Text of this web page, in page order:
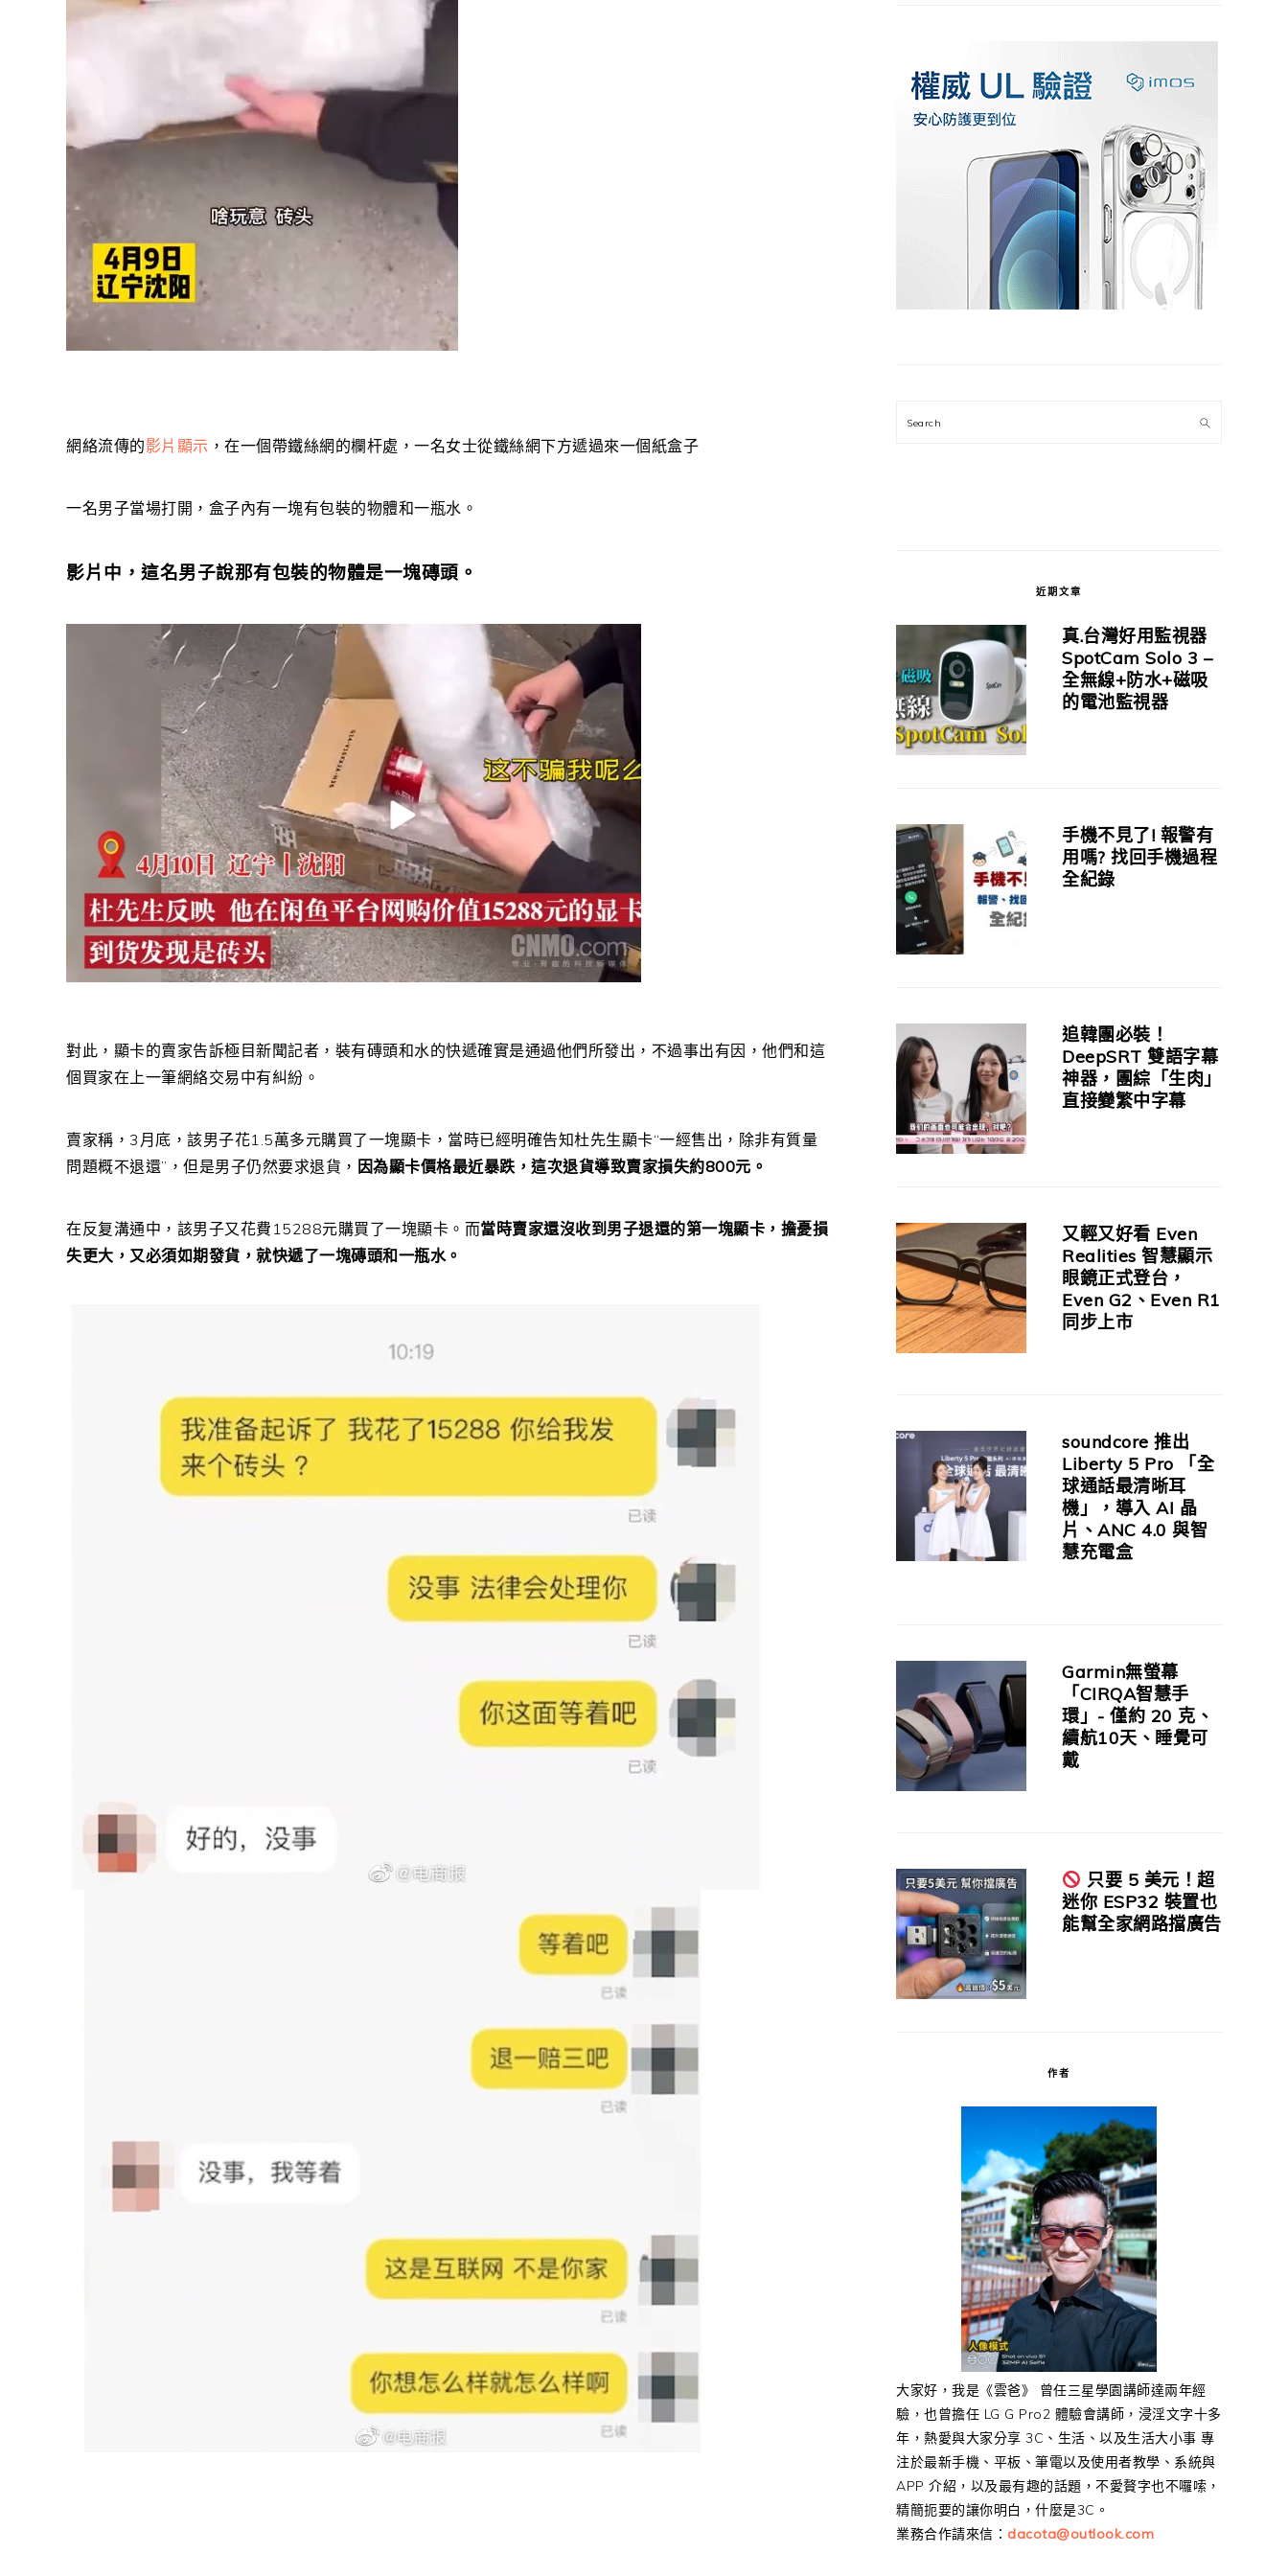
網絡流傳的影片顯示 ，在一個帶鐵絲網的欄杆處，一名女士從鐵絲網下方遞過來一個紙盒子
一名男子當場打開，盒子內有一塊有包裝的物體和一瓶水。
影片中，這名男子說那有包裝的物體是一塊磚頭。
對此，顯卡的賣家告訴極目新聞記者，裝有磚頭和水的快遞確實是通過他們所發出，不過事出有因，他們和這
個買家在上一筆網絡交易中有糾紛。
賣家稱，3月底，該男子花1.5萬多元購買了一塊顯卡，當時已經明確告知杜先生顯卡“一經售出，除非有質量
問題概不退還”，但是男子仍然要求退貨， 因為顯卡價格最近暴跌，這次退貨導致賣家損失約800元。
在反复溝通中，該男子又花費15288元購買了一塊顯卡。而當時賣家還沒收到男子退還的第一塊顯卡，擔憂損
失更大，又必須如期發貨，就快遞了一塊磚頭和一瓶水。
Search
近期文章
真.台灣好用監視器
SpotCam Solo 3 –
全無線+防水+磁吸
的電池監視器
手機不見了! 報警有
用嗎? 找回手機過程
全紀錄
追韓團必裝！
DeepSRT 雙語字幕
神器，團綜「生肉」
直接變繁中字幕
又輕又好看 Even
Realities 智慧顯示
眼鏡正式登台，
Even G2、Even R1
同步上市
soundcore 推出
Liberty 5 Pro 「全
球通話最清晰耳
機」，導入 AI 晶
片、ANC 4.0 與智
慧充電盒
Garmin無螢幕
「CIRQA智慧手
環」- 僅約 20 克、
續航10天、睡覺可
戴
只要 5 美元！超
迷你 ESP32 裝置也
能幫全家網路擋廣告
作者
大家好，我是《雲爸》 曾任三星學園講師達兩年經
驗，也曾擔任 LG G Pro2 體驗會講師，浸淫文字十多
年，熱愛與大家分享 3C、生活、以及生活大小事 專
注於最新手機、平板、筆電以及使用者教學、系統與
APP 介紹，以及最有趣的話題，不愛贅字也不囉嗦，
精簡扼要的讓你明白，什麼是3C。
業務合作請來信： dacota@outlook.com